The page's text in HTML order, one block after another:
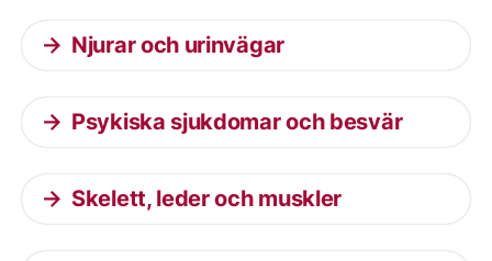
Njurar och urinvägar
Psykiska sjukdomar och besvär
Skelett, leder och muskler